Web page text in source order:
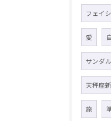
フェイ
愛
サンダ
天秤座
旅